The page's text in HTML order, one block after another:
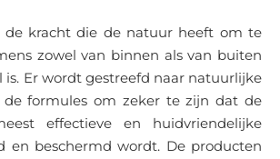
de kracht die de natuur heeft om te
zowel van binnen als van buiten
is. Er wordt gestreefd naar natuurlijke
formules om zeker te zijn dat de
effectieve en huidvriendelijke
en beschermd wordt. De producten